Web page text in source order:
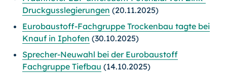
Druckgusslegierungen (20.11.2025)
Eurobaustoff-Fachgruppe Trockenbau tagte bei
Knauf in Iphofen (30.10.2025)
Sprecher-Neuwahl bei der Eurobaustoff
Fachgruppe Tiefbau (14.10.2025)